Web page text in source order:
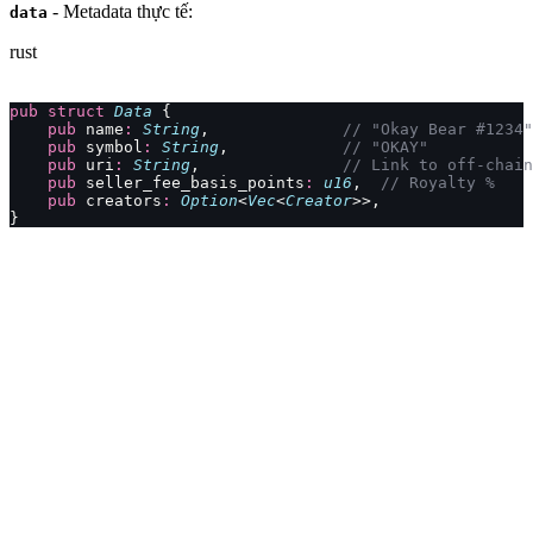
data - Metadata thực tế:
rust
pub struct Data {
    pub
name : String , // "Okay Bear #1234"
    pub
symbol : String , // "OKAY"
    pub
uri : String , // Link to off-chain
    pub
seller_fee_basis_points : u16 , // Royalty %
    pub
creators : Option<Vec<Creator>>,
}